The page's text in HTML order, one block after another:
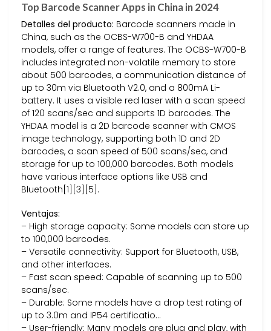
Top Barcode Scanner Apps in China in 2024
Detalles del producto: Barcode scanners made in
China, such as the OCBS-W700-B and YHDAA
models, offer a range of features. The OCBS-W700-B
includes integrated non-volatile memory to store
about 500 barcodes, a communication distance of
up to 30m via Bluetooth V2.0, and a 800mA Li-
battery. It uses a visible red laser with a scan speed
of 120 scans/sec and supports 1D barcodes. The
YHDAA model is a 2D barcode scanner with CMOS
image technology, supporting both 1D and 2D
barcodes, a scan speed of 500 scans/sec, and
storage for up to 100,000 barcodes. Both models
have various interface options like USB and
Bluetooth[1][3][5].
Ventajas:
– High storage capacity: Some models can store up
to 100,000 barcodes.
– Versatile connectivity: Support for Bluetooth, USB,
and other interfaces.
– Fast scan speed: Capable of scanning up to 500
scans/sec.
– Durable: Some models have a drop test rating of
up to 3.0m and IP54 certificatio…
– User-friendly: Many models are plug and play, with